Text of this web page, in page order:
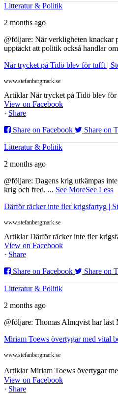
Litteratur & Politik
2 months ago
@följare: När verkligheten knackar
upptäckt att politik också handlar
När trycket på Tidö blev för tufft |
www.stefanbergmark.se
Artiklar När trycket på Tidö blev
View on Facebook
· Share
Share on Facebook
Share on
Litteratur & Politik
2 months ago
@följare: Dagens krig utkämpas
krig och fred. ... See MoreSee Less
Därför räcker inte fler krigsfartyg |
www.stefanbergmark.se
Artiklar Därför räcker inte fler
View on Facebook
· Share
Share on Facebook
Share on
Litteratur & Politik
2 months ago
@följare: Thomas Almqvist har läst
Miriam Toews övertygar med vital
www.stefanbergmark.se
Artiklar Miriam Toews övertygar
View on Facebook
· Share